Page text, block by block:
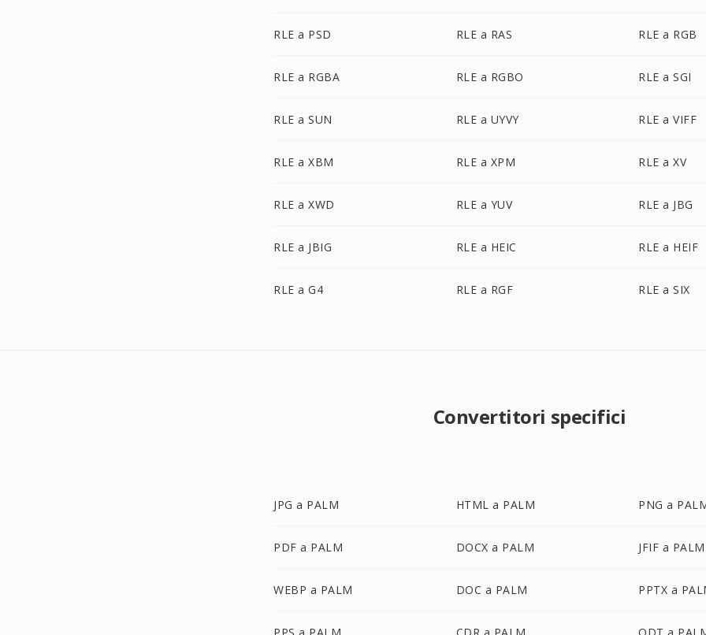
RLE a PSD RLE a RAS RLE a RGB
RLE a RGBA RLE a RGBO RLE a SGI
RLE a SUN RLE a UYVY RLE a VIFF
RLE a XBM RLE a XPM RLE a XV
RLE a XWD RLE a YUV RLE a JBG
RLE a JBIG RLE a HEIC RLE a HEIF
RLE a G4 RLE a RGF RLE a SIX
Convertitori specifici
JPG a PALM HTML a PALM PNG a
PDF a PALM DOCX a PALM JFIF a PALM
WEBP a PALM DOC a PALM PPTX a